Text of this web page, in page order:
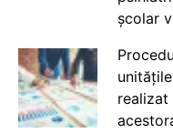
școlar
realizat